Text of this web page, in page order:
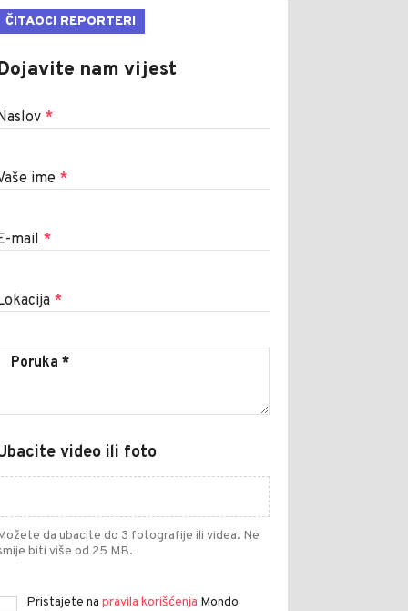
ČITAOCI REPORTERI
nam vijest
*
ime *
mail *
*
video ili foto
da ubacite do 3 fotografije ili videa. Ne
biti više od 25 MB.
Pristajete na pravila korišćenja Mondo